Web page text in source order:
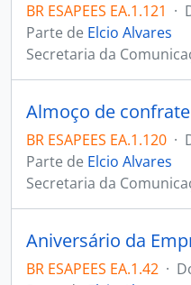
BR ESAPEES EA.1.121 ·
Parte de Elcio Alvares
Secretaria da
BR ESAPEES EA.1.120 ·
Parte de Elcio Alvares
Secretaria da
BR ESAPEES EA.1.42 ·